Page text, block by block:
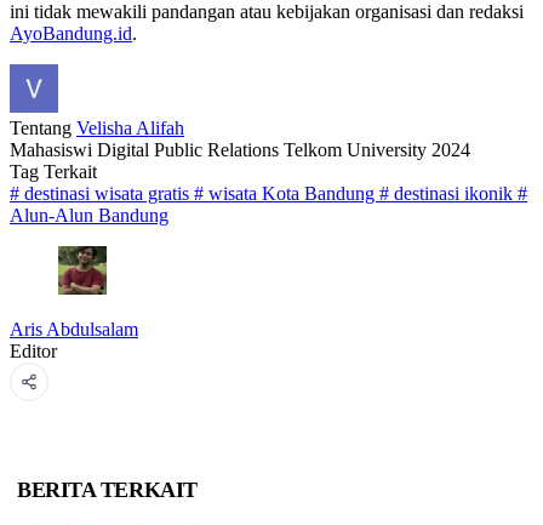
ini tidak mewakili pandangan atau kebijakan organisasi dan redaksi
AyoBandung.id.
Tentang Velisha Alifah
Mahasiswi Digital Public Relations Telkom University 2024
Tag Terkait
# destinasi wisata gratis # wisata Kota Bandung # destinasi ikonik #
Alun-Alun Bandung
Aris Abdulsalam
Editor
BERITA TERKAIT